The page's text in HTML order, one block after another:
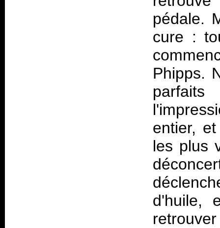
pédale.
cure :
Phipps.
entier,
les plus
d'huile,